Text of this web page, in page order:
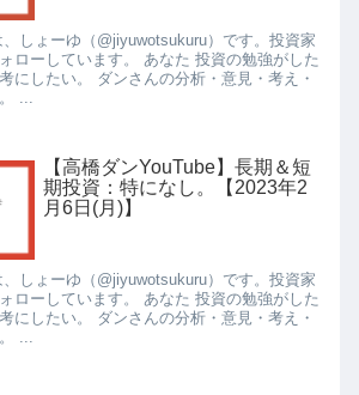
しょーゆ（@jiyuwotsukuru）です。投資家
ローしています。 あなた 投資の勉強がした
にしたい。 ダンさんの分析・意見・考え・
...
【高橋ダンYouTube】長期＆短
期投資：特になし。【2023年2
月6日(月)】
しょーゆ（@jiyuwotsukuru）です。投資家
ローしています。 あなた 投資の勉強がした
にしたい。 ダンさんの分析・意見・考え・
...